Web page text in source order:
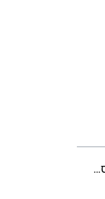
מהם הדרישות לקבלת תור למס הכנסה באילת?